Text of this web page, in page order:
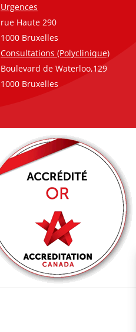
Urgences
rue Haute 290
1000 Bruxelles
Consultations (Polyclinique)
Boulevard de Waterloo,129
1000 Bruxelles